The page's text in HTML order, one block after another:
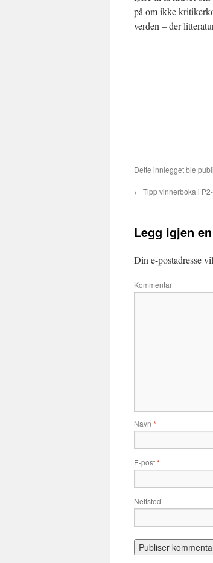
på om ikke
verden – der
Dette innlegget ble
← Tipp vinnerboka i
Legg igjen
Din e-postadresse
Kommentar
Navn *
E-post*
Nettsted